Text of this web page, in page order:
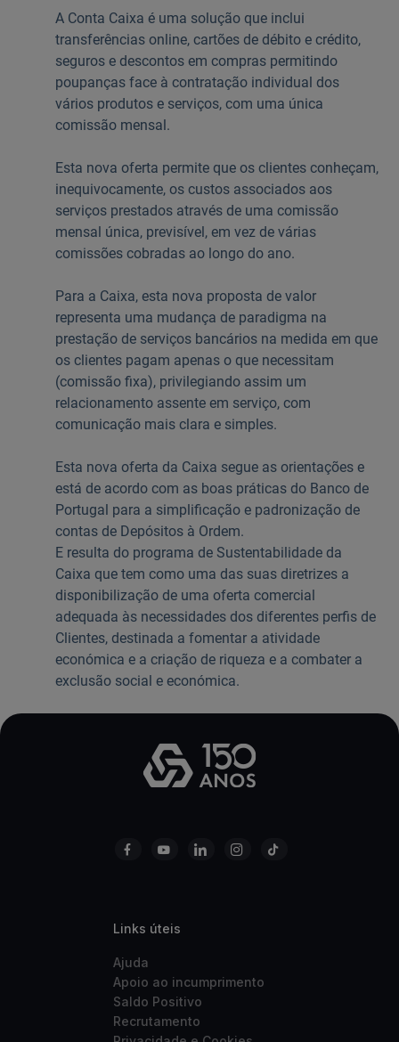
A Conta Caixa é uma solução que inclui
transferências online, cartões de débito e crédito,
seguros e descontos em compras permitindo
poupanças face à contratação individual dos
vários produtos e serviços, com uma única
comissão mensal.
Esta nova oferta permite que os clientes conheçam,
inequivocamente, os custos associados aos
serviços prestados através de uma comissão
mensal única, previsível, em vez de várias
comissões cobradas ao longo do ano.
Para a Caixa, esta nova proposta de valor
representa uma mudança de paradigma na
prestação de serviços bancários na medida em que
os clientes pagam apenas o que necessitam
(comissão fixa), privilegiando assim um
relacionamento assente em serviço, com
comunicação mais clara e simples.
Esta nova oferta da Caixa segue as orientações e
está de acordo com as boas práticas do Banco de
Portugal para a simplificação e padronização de
contas de Depósitos à Ordem.
E resulta do programa de Sustentabilidade da
Caixa que tem como uma das suas diretrizes a
disponibilização de uma oferta comercial
adequada às necessidades dos diferentes perfis de
Clientes, destinada a fomentar a atividade
económica e a criação de riqueza e a combater a
exclusão social e económica.
Links úteis
Ajuda
Apoio ao incumprimento
Saldo Positivo
Recrutamento